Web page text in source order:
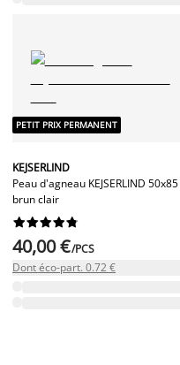
PETIT PRIX PERMANENT
KEJSERLIND
Peau d'agneau KEJSERLIND 50x85
brun clair






40,00 €/PCS
Dont éco-part. 0.72 €